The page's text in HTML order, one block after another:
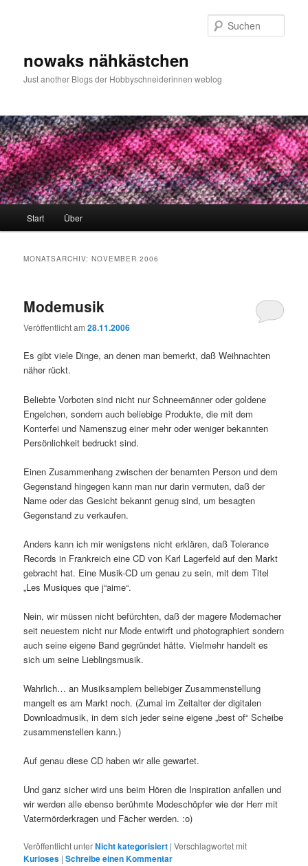
nowaks nähkästchen
Just another Blogs der Hobbyschneiderinnen weblog
Start Über
MONATSARCHIV:NOVEMBER 2006
Modemusik
Veröffentlicht am28.11.2006
Es gibt viele Dinge, an denen man bemerkt, daß Weihnachten
näher rückt.
Beliebte Vorboten sind nicht nur Schneemänner oder goldene
Engelchen, sondern auch beliebige Produkte, die mit dem
Konterfei und Namenszug einer mehr oder weniger bekannten
Persönlichkeit bedruckt sind.
Einen Zusammenhang zwischen der benamten Person und dem
Gegenstand hingegen kann man nur darin vermuten, daß der
Name oder das Gesicht bekannt genug sind, um besagten
Gegenstand zu verkaufen.
Anders kann ich mir wenigstens nicht erklären, daß Tolerance
Records in Frankreich eine CD von Karl Lagerfeld auf den Markt
gebracht hat. Eine Musik-CD um genau zu sein, mit dem Titel
„Les Musiques que j“aime“.
Nein, wir müssen nicht befürchten, daß der magere Modemacher
seit neuestem nicht nur Mode entwirft und photographiert sondern
auch seine eigene Band gegründet hätte. Vielmehr handelt es
sich um seine Lieblingsmusik.
Wahrlich… an Musiksamplern beliebiger Zusammenstellung
mangelt es am Markt noch. (Zumal im Zeitalter der digitalen
Downloadmusik, in dem sich jeder seine eigene „best of“ Scheibe
zusammenstellen kann.)
Auf genau diese CD haben wir alle gewartet.
Und ganz sicher wird uns beim Hören die Inspiration anfallen und
wir werden alle ebenso berühmte Modeschöpfer wie der Herr mit
Vatermörderkragen und Fächer werden. :o)
Veröffentlicht unterNicht kategorisiert |Verschlagwortet mit
Kurioses |Schreibe einen Kommentar